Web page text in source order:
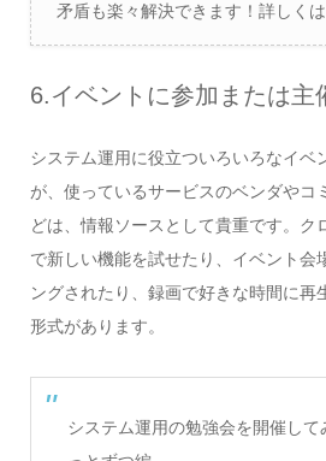
矛盾も楽々解決できます！詳しくは
6.イベントに参加または主
システム運用に役立ついろいろなイベ
が、使っているサービスのベンダやコ
どは、情報ソースとして貴重です。ク
で新しい機能を試せたり、イベント会
ングされたり、録画で好きな時間に再
形式があります。
システム運用の勉強会を開催して